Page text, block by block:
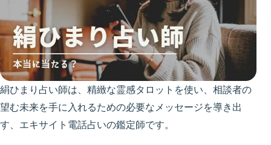
絹ひまり占い師は、精緻な霊感タロットを使い、相談者の
望む未来を手に入れるための必要なメッセージを導き出
す、エキサイト電話占いの鑑定師です。